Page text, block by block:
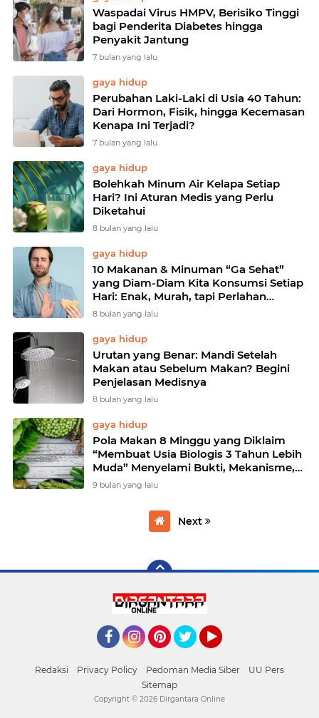
Waspadai Virus HMPV, Berisiko Tinggi
bagi Penderita Diabetes hingga
Penyakit Jantung
7 bulan yang lalu
gaya hidup
Perubahan Laki-Laki di Usia 40 Tahun:
Dari Hormon, Fisik, hingga Kecemasan
Kenapa Ini Terjadi?
7 bulan yang lalu
gaya hidup
Bolehkah Minum Air Kelapa Setiap
Hari? Ini Aturan Medis yang Perlu
Diketahui
8 bulan yang lalu
gaya hidup
10 Makanan & Minuman “Ga Sehat”
yang Diam-Diam Kita Konsumsi Setiap
Hari: Enak, Murah, tapi Perlahan
Menggerogoti Kesehatan
8 bulan yang lalu
gaya hidup
Urutan yang Benar: Mandi Setelah
Makan atau Sebelum Makan? Begini
Penjelasan Medisnya
8 bulan yang lalu
gaya hidup
Pola Makan 8 Minggu yang Diklaim
“Membuat Usia Biologis 3 Tahun Lebih
Muda” Menyelami Bukti, Mekanisme,
Risiko, dan Cara Praktis Mencobanya
9 bulan yang lalu
Next
Redaksi Privacy Policy Pedoman Media Siber
UU Pers
Sitemap
Copyright © 2026 Dirgantara Online